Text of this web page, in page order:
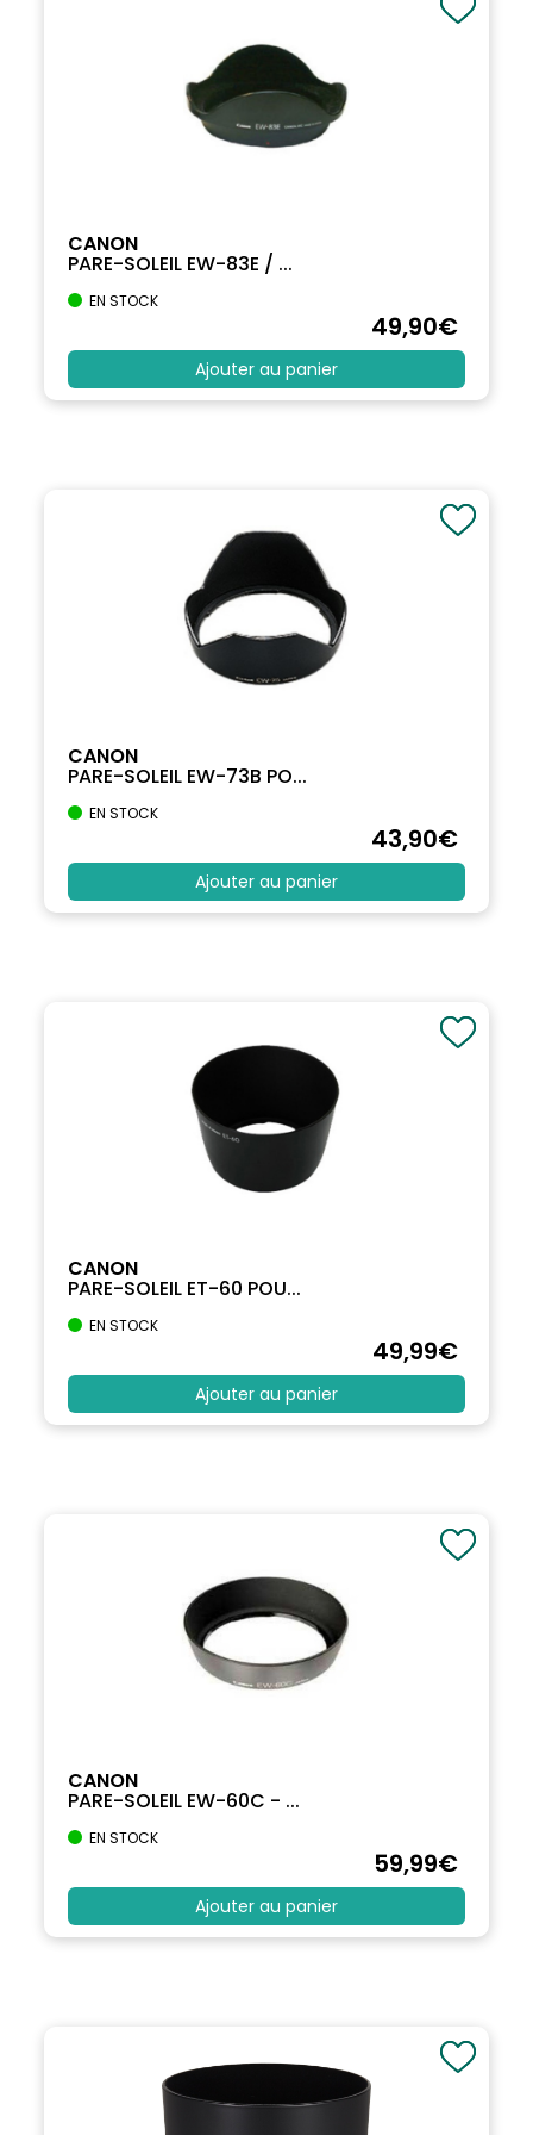
CANON
PARE-SOLEIL EW-83E / ...
EN STOCK
49,90€
Ajouter au panier
CANON
PARE-SOLEIL EW-73B PO...
EN STOCK
43,90€
Ajouter au panier
CANON
PARE-SOLEIL ET-60 POU...
EN STOCK
49,99€
Ajouter au panier
CANON
PARE-SOLEIL EW-60C - ...
EN STOCK
59,99€
Ajouter au panier